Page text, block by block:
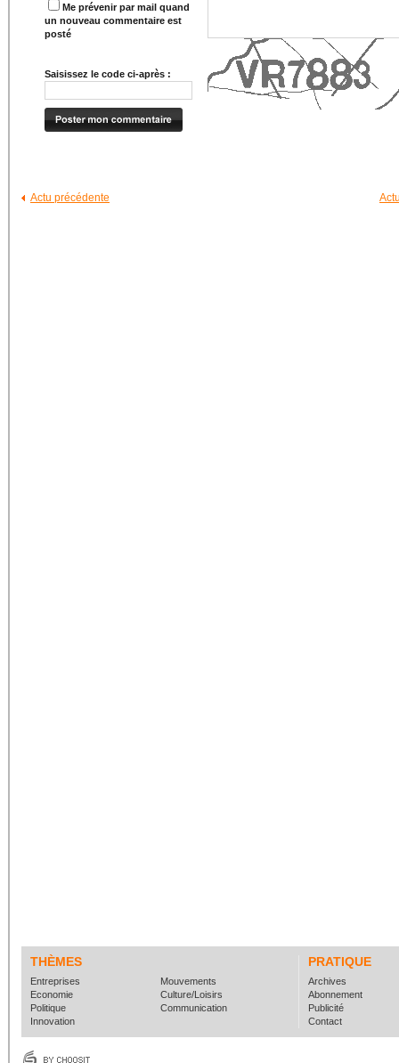
Me prévenir par mail quand
un nouveau commentaire est
posté
Saisissez le code ci-après :
Actu précédente
THÈMES PRATIQUE
Entreprises
Economie
Politique
Innovation
Mouvements
Culture/Loisirs
Communication
Archives
Abonnement
Publicité
Contact